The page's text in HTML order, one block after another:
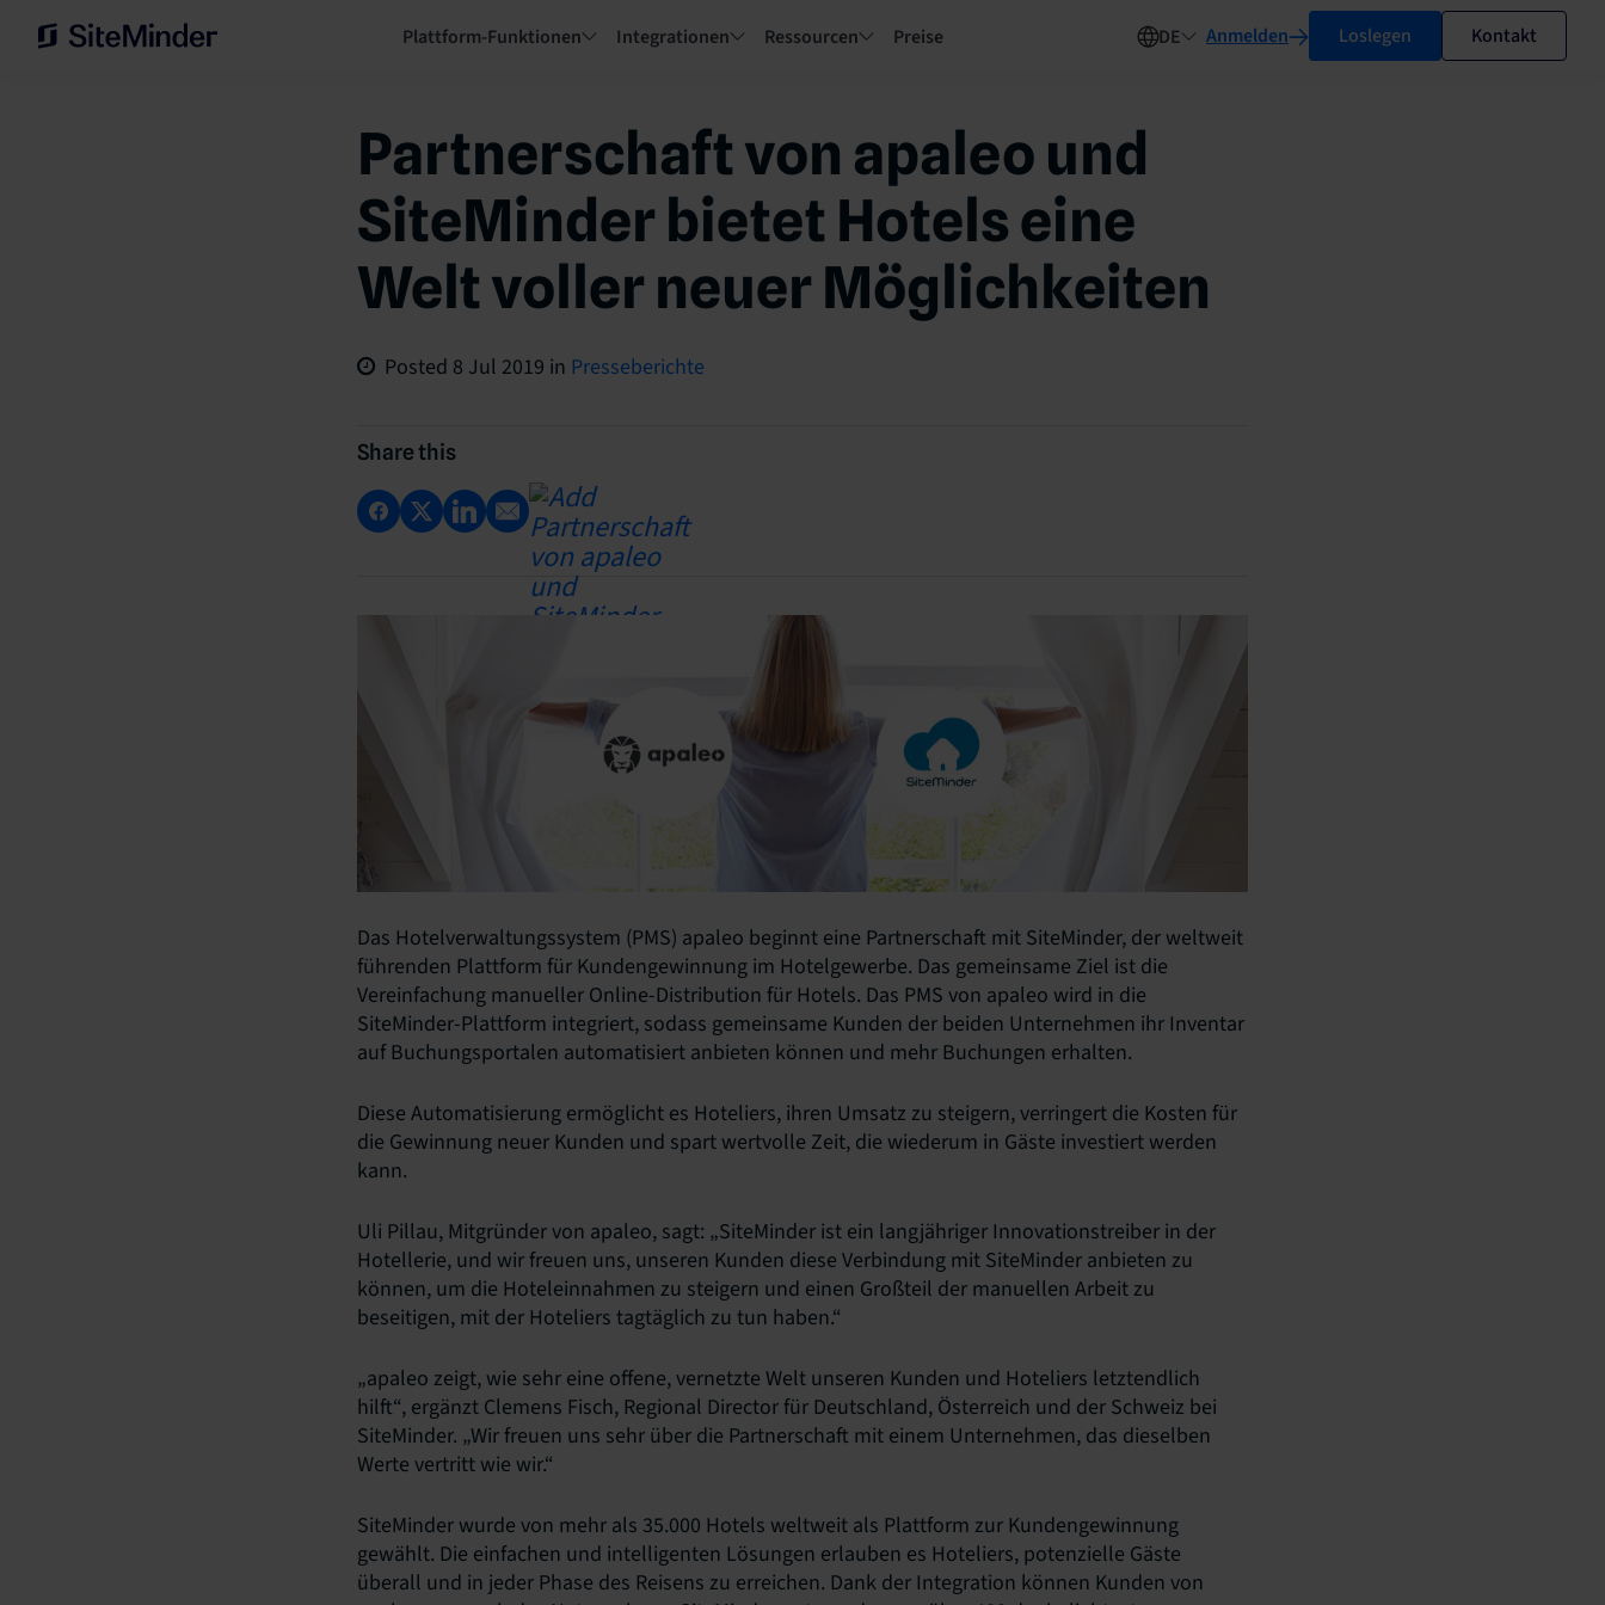
Plattform-Funktionen Integrationen Ressourcen Preise DE Anmelden Loslegen Kontakt
Partnerschaft von apaleo und
SiteMinder bietet Hotels eine
Welt voller neuer Möglichkeiten
Posted 8 Jul 2019 in Presseberichte
Share this
Das Hotelverwaltungssystem (PMS) apaleo beginnt eine Partnerschaft mit SiteMinder, der weltweit
führenden Plattform für Kundengewinnung im Hotelgewerbe. Das gemeinsame Ziel ist die
Vereinfachung manueller Online-Distribution für Hotels. Das PMS von apaleo wird in die
SiteMinder-Plattform integriert, sodass gemeinsame Kunden der beiden Unternehmen ihr Inventar
auf Buchungsportalen automatisiert anbieten können und mehr Buchungen erhalten.
Diese Automatisierung ermöglicht es Hoteliers, ihren Umsatz zu steigern, verringert die Kosten für
die Gewinnung neuer Kunden und spart wertvolle Zeit, die wiederum in Gäste investiert werden
kann.
Uli Pillau, Mitgründer von apaleo, sagt: „SiteMinder ist ein langjähriger Innovationstreiber in der
Hotellerie, und wir freuen uns, unseren Kunden diese Verbindung mit SiteMinder anbieten zu
können, um die Hoteleinnahmen zu steigern und einen Großteil der manuellen Arbeit zu
beseitigen, mit der Hoteliers tagtäglich zu tun haben.“
„apaleo zeigt, wie sehr eine offene, vernetzte Welt unseren Kunden und Hoteliers letztendlich
hilft“, ergänzt Clemens Fisch, Regional Director für Deutschland, Österreich und der Schweiz bei
SiteMinder. „Wir freuen uns sehr über die Partnerschaft mit einem Unternehmen, das dieselben
Werte vertritt wie wir.“
SiteMinder wurde von mehr als 35.000 Hotels weltweit als Plattform zur Kundengewinnung
gewählt. Die einfachen und intelligenten Lösungen erlauben es Hoteliers, potenzielle Gäste
überall und in jeder Phase des Reisens zu erreichen. Dank der Integration können Kunden von